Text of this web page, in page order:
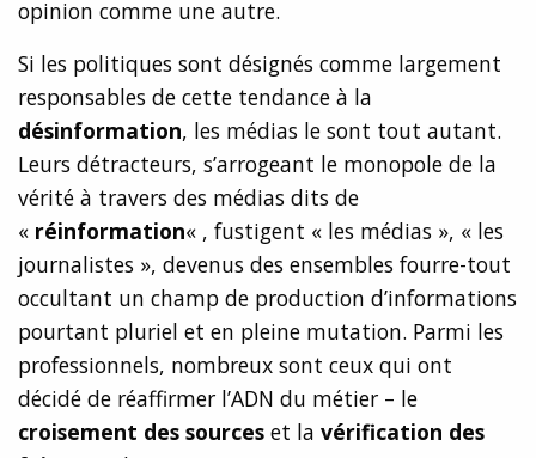
opinion comme une autre.
Si les politiques sont désignés comme largement
responsables de cette tendance à la
désinformation, les médias le sont tout autant.
Leurs détracteurs, s’arrogeant le monopole de la
vérité à travers des médias dits de
« réinformation« , fustigent « les médias », « les
journalistes », devenus des ensembles fourre-tout
occultant un champ de production d’informations
pourtant pluriel et en pleine mutation. Parmi les
professionnels, nombreux sont ceux qui ont
décidé de réaffirmer l’ADN du métier – le
croisement des sources et la vérification des